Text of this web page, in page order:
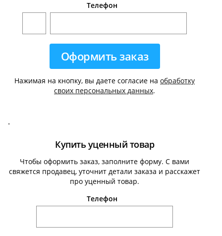
Телефон
Нажимая на кнопку, вы даете согласие наобработку
своих персональных данных.
.
Купить уценный товар
Чтобы оформить заказ, заполните форму. С вами
свяжется продавец, уточнит детали заказа и расскажет
про уценный товар.
Телефон